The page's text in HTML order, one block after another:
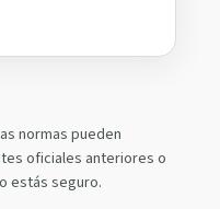
normas pueden
oficiales anteriores o
estás seguro.